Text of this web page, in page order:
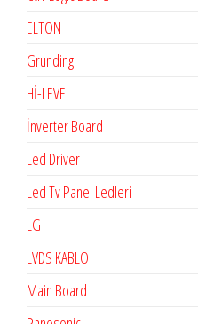
ELTON
Grunding
Hİ-LEVEL
İnverter Board
Led Driver
Led Tv Panel Ledleri
LG
LVDS KABLO
Main Board